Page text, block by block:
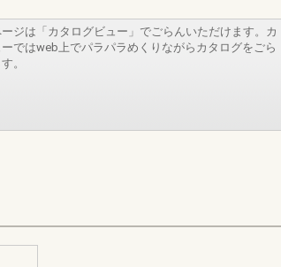
ジは「カタログビュー」でごらんいただけます。カ
ではweb上でパラパラめくりながらカタログをごら
。